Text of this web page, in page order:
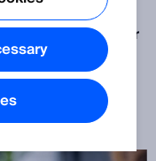
globale netværk
indflydelse har
kultur og
globalisering?